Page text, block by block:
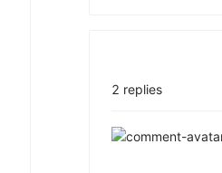
2 replies